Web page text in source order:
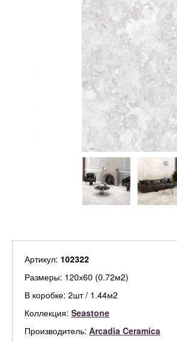
Артикул: 102322
Размеры: 120х60 (0.72м2)
В коробке: 2шт / 1.44м2
Коллекция: Seastone
Производитель: Arcadia Ceramica